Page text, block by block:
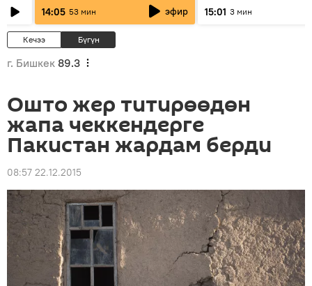
14:05 53 мин эфир 15:01 3 мин
Кечээ Бүгүн
г. Бишкек 89.3
Ошто жер титирөөдөн
жапа чеккендерге
Пакистан жардам берди
08:57 22.12.2015